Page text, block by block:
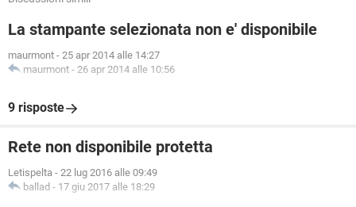
La stampante selezionata non e' disponibile
maurmont - 25 apr 2014 alle 14:27
maurmont - 26 apr 2014 alle 10:56
9 risposte
Rete non disponibile protetta
Letispelta - 22 lug 2016 alle 09:49
ballad - 17 giu 2017 alle 18:29